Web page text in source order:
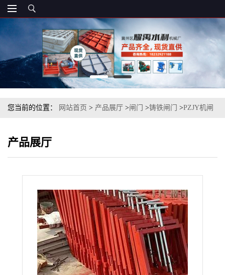
您当前的位置： 网站首页 > 产品展厅 >闸门 >铸铁闸门 >PZJY机闸
产品展厅